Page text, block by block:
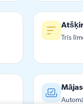
Trīs